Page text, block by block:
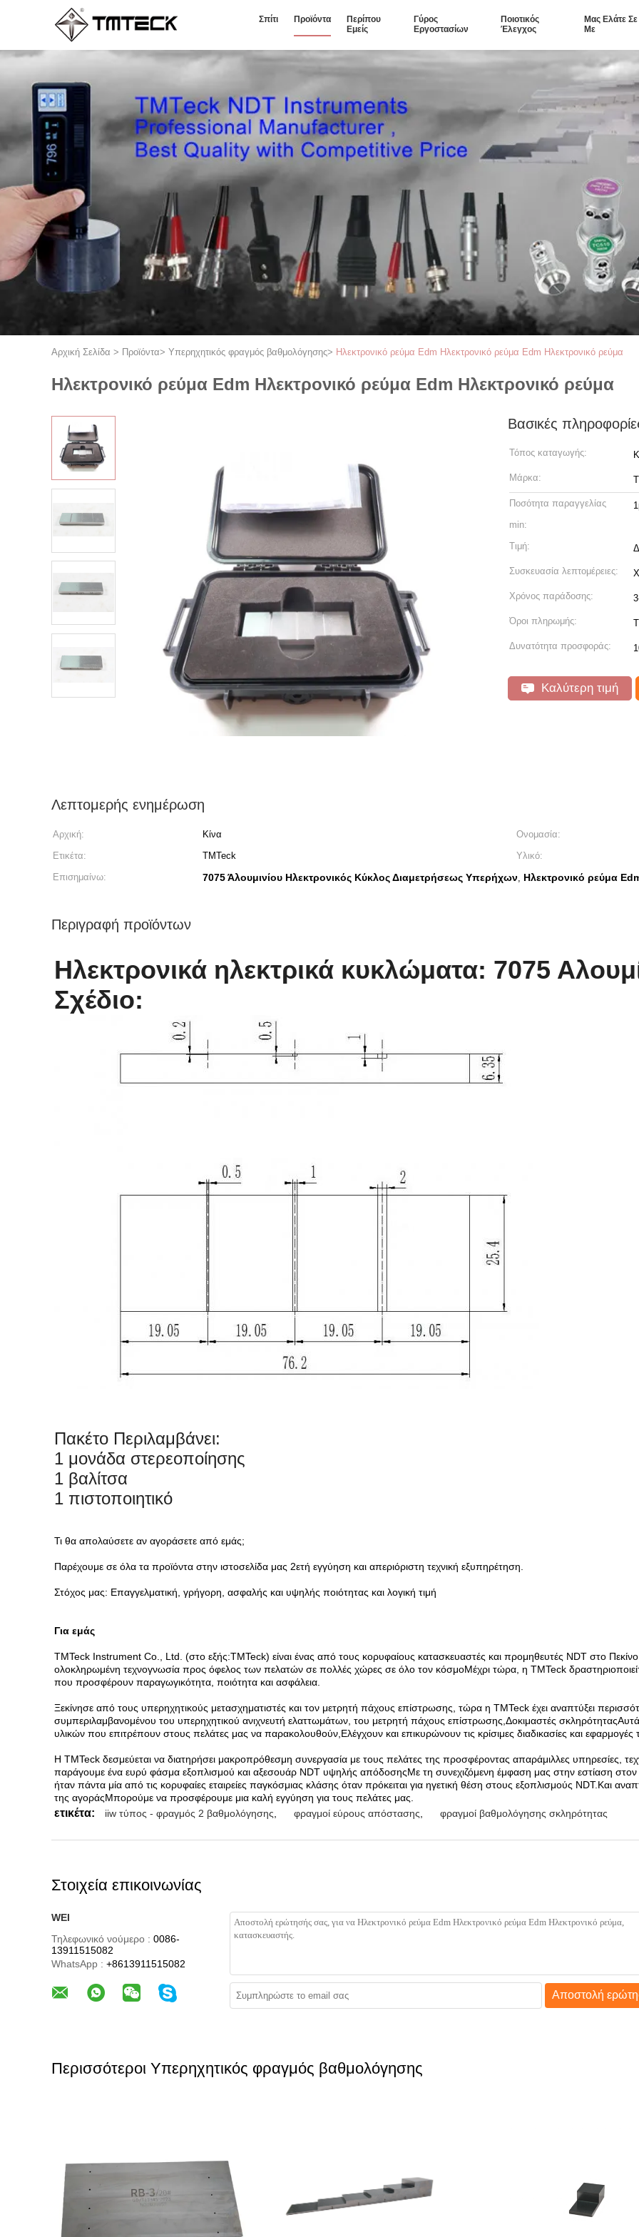
Σπίτι Προϊόντα
Περίπου
Εμείς
Γύρος
Εργοστασίων
Ποιοτικός
Έλεγχος
Μας Ελάτε
Με
Αρχική Σελίδα > Προϊόντα> Υπερηχητικός φραγμός βαθμολόγησης> Ηλεκτρονικό ρεύμα Edm Ηλεκτρονικό ρεύμα Edm Ηλεκτρονικό ρεύμα
Ηλεκτρονικό ρεύμα Edm Ηλεκτρονικό ρεύμα Edm Ηλεκτρονικό ρεύμα
Βασικές
Τόπος καταγωγής:
Μάρκα:
Ποσότητα παραγγελίας
min:
Τιμή:
Συσκευασία λεπτομέρειες:
Χρόνος παράδοσης:
Όροι πληρωμής:
Δυνατότητα προσφοράς:
Καλύτερη τιμή
Λεπτομερής ενημέρωση
Αρχική: Κίνα
Ονομασία:
Ετικέτα:
TMTeck
Υλικό:
Επισημαίνω:
7075 Άλουμινίου Ηλεκτρονικός Κύκλος Διαμετρήσεως Υπερήχων, Ηλεκτρονικό ρεύμα
Περιγραφή προϊόντων
Ηλεκτρονικά ηλεκτρικά κυκλώματα: 7075
Σχέδιο:
Πακέτο Περιλαμβάνει:
1 μονάδα στερεοποίησης
1 βαλίτσα
1 πιστοποιητικό
Τι θα απολαύσετε αν αγοράσετε από εμάς;
Παρέχουμε σε όλα τα προϊόντα στην ιστοσελίδα μας 2ετή εγγύηση και απεριόριστη τεχνική εξυπηρέτηση.
Στόχος μας: Επαγγελματική, γρήγορη, ασφαλής και υψηλής ποιότητας και λογική τιμή
Για εμάς
TMTeck Instrument Co., Ltd. (στο εξής:TMTeck) είναι ένας από τους κορυφαίους κατασκευαστές και προμηθευτές NDT στο Πεκίνο
ολοκληρωμένη τεχνογνωσία προς όφελος των πελατών σε πολλές χώρες σε όλο τον κόσμοΜέχρι τώρα, η TMTeck
που προσφέρουν παραγωγικότητα, ποιότητα και ασφάλεια.
Ξεκίνησε από τους υπερηχητικούς μετασχηματιστές και τον μετρητή πάχους επίστρωσης, τώρα η TMTeck έχει αναπτύξει
συμπεριλαμβανομένου του υπερηχητικού ανιχνευτή ελαττωμάτων, του μετρητή πάχους επίστρωσης,Δοκιμαστές
υλικών που επιτρέπουν στους πελάτες μας να παρακολουθούν,Ελέγχουν και επικυρώνουν τις κρίσιμες διαδικασίες και
Η TMTeck δεσμεύεται να διατηρήσει μακροπρόθεσμη συνεργασία με τους πελάτες της προσφέροντας απαράμιλλες υπηρεσίες,
παράγουμε ένα ευρύ φάσμα εξοπλισμού και αξεσουάρ NDT υψηλής απόδοσηςΜε τη συνεχιζόμενη έμφαση μας στην εστίαση στον
ήταν πάντα μία από τις κορυφαίες εταιρείες παγκόσμιας κλάσης όταν πρόκειται για ηγετική θέση στους εξοπλισμούς NDT.Και
της αγοράςΜπορούμε να προσφέρουμε μια καλή εγγύηση για τους πελάτες μας.
ετικέτα: iiw τύπος - φραγμός 2 βαθμολόγησης φραγμοί εύρους απόστασης φραγμοί βαθμολόγησης σκληρότητας
Στοιχεία επικοινωνίας
WEI
Τηλεφωνικό νούμερο : 0086-
13911515082
WhatsApp : +8613911515082
Αποστολή
Περισσότεροι Υπερηχητικός φραγμός βαθμολόγησης